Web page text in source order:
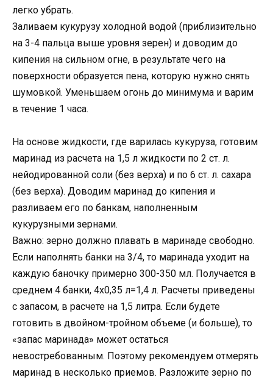
легко убрать.
Заливаем кукурузу холодной водой (приблизительно
на 3-4 пальца выше уровня зерен) и доводим до
кипения на сильном огне, в результате чего на
поверхности образуется пена, которую нужно снять
шумовкой. Уменьшаем огонь до минимума и варим
в течение 1 часа.
На основе жидкости, где варилась кукуруза, готовим
маринад из расчета на 1,5 л жидкости по 2 ст. л.
нейодированной соли (без верха) и по 6 ст. л. сахара
(без верха). Доводим маринад до кипения и
разливаем его по банкам, наполненным
кукурузными зернами.
Важно: зерно должно плавать в маринаде свободно.
Если наполнять банки на 3/4, то маринада уходит на
каждую баночку примерно 300-350 мл. Получается в
среднем 4 банки, 4х0,35 л=1,4 л. Расчеты приведены
с запасом, в расчете на 1,5 литра. Если будете
готовить в двойном-тройном объеме (и больше), то
«запас маринада» может остаться
невостребованным. Поэтому рекомендуем отмерять
маринад в несколько приемов. Разложите зерно по